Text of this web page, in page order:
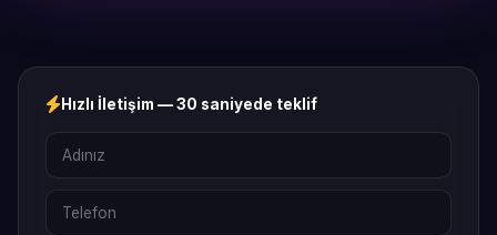
Hızlı İletişim — 30 saniyede teklif